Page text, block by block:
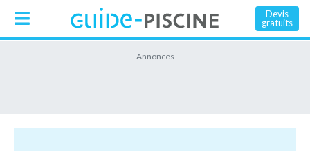
Devis
gratuits